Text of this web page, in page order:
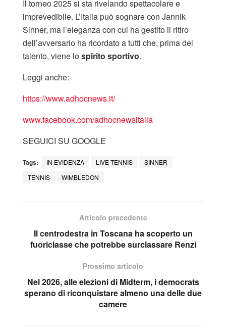
Il torneo 2025 si sta rivelando spettacolare e
imprevedibile. L’Italia può sognare con Jannik
Sinner, ma l’eleganza con cui ha gestito il ritiro
dell’avversario ha ricordato a tutti che, prima del
talento, viene lospirito sportivo.
Leggi anche:
https://www.adhocnews.it/
www.facebook.com/adhocnewsitalia
SEGUICI SU GOOGLE
Tags: IN EVIDENZA LIVE TENNIS
SINNER
TENNIS
WIMBLEDON
Articolo precedente
Il centrodestra in Toscana ha scoperto un
fuoriclasse che potrebbe surclassare Renzi
Prossimo articolo
Nel 2026, alle elezioni di Midterm, i democrats
sperano di riconquistare almeno una delle due
camere